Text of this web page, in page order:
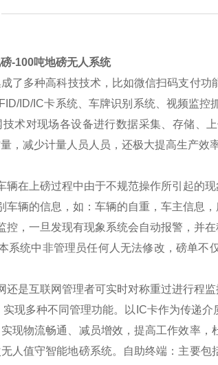
-100吨地磅无人系统
了多种高科技技术，比如微信扫码支付
ID/IC卡系统、车牌识别系统、视频监
术对现场各设备进行数据采集、存储、
，减少计量人员人员，还极大提高生产效
在上磅过程中由于不规范操作所引起的现
辆的信息，如：车辆的自重，车主信息
，一旦发现有现象系统会自动报警，并
统中非管理员任何人无法修改，磅单不
是互联网管理者可实时对称重过进行程监
现多种不同管理功能。以IC卡作为传递介
现物流畅通、减员增效，提高工作效率，
人值守智能地磅系统。自助终端：主要